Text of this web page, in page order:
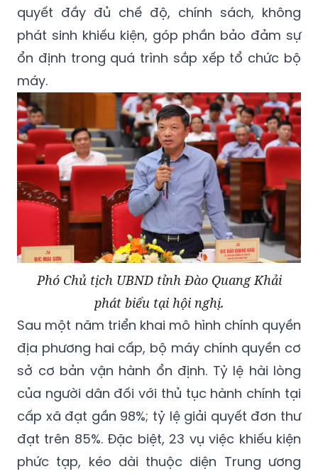
quyết đầy đủ chế độ, chính sách, không
phát sinh khiếu kiện, góp phần bảo đảm sự
ổn định trong quá trình sắp xếp tổ chức bộ
máy.
Phó Chủ tịch UBND tỉnh Đào Quang Khải
phát biểu tại hội nghị.
Sau một năm triển khai mô hình chính quyền
địa phương hai cấp, bộ máy chính quyền cơ
sở cơ bản vận hành ổn định. Tỷ lệ hài lòng
của người dân đối với thủ tục hành chính tại
cấp xã đạt gần 98%; tỷ lệ giải quyết đơn thư
đạt trên 85%. Đặc biệt, 23 vụ việc khiếu kiện
phức tạp, kéo dài thuộc diện Trung ương